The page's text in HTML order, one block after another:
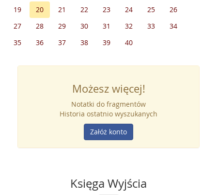
19
20 21 22 23 24 25
26
27
28 29 30 31 32 33
34
35
36 37 38 39 40
Możesz więcej!
Notatki do fragmentów
Historia ostatnio wyszukanych
Załóż konto
Księga Wyjścia